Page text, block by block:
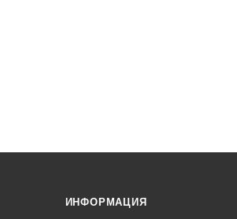
ИНФОРМАЦИЯ